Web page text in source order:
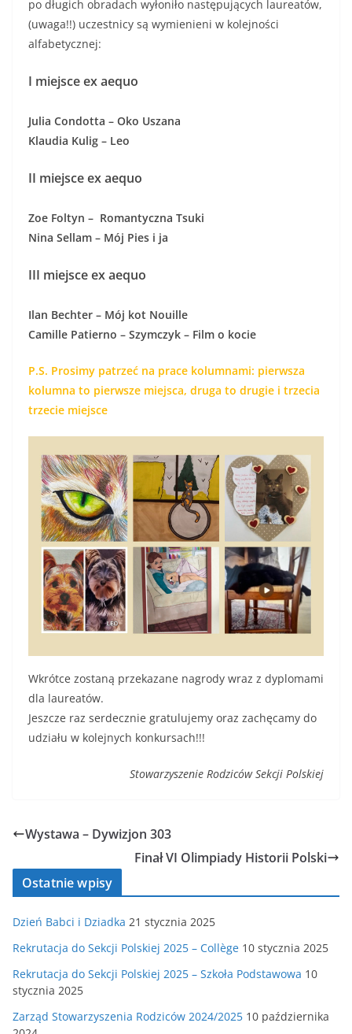
po długich obradach wyłoniło następujących laureatów,
(uwaga!!) uczestnicy są wymienieni w kolejności
alfabetycznej:
I miejsce ex aequo
Julia Condotta – Oko Uszana
Klaudia Kulig – Leo
II miejsceex aequo
Zoe Foltyn – Romantyczna Tsuki
Nina Sellam – Mój Pies i ja
III miejsceex aequo
Ilan Bechter – Mój kot Nouille
Camille Patierno – Szymczyk – Film o kocie
P.S. Prosimy patrzeć na prace kolumnami: pierwsza
kolumna to pierwsze miejsca, druga to drugie i trzecia
trzecie miejsce
Wkrótce zostaną przekazane nagrody wraz z dyplomami
dla laureatów.
Jeszcze raz serdecznie gratulujemy oraz zachęcamy do
udziału w kolejnych konkursach!!!
Stowarzyszenie Rodziców Sekcji Polskiej
Wystawa – Dywizjon 303
Finał VI Olimpiady Historii Polski
Ostatnie wpisy
Dzień Babci i Dziadka 21 stycznia 2025
Rekrutacja do Sekcji Polskiej 2025 – Collège 10 stycznia 2025
Rekrutacja do Sekcji Polskiej 2025 – Szkoła Podstawowa 10
stycznia 2025
Zarząd Stowarzyszenia Rodziców 2024/2025 10 października